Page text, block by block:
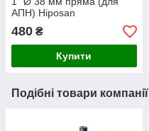
АПН) Hiposan
480 ₴
Купити
Подібні товари компанії